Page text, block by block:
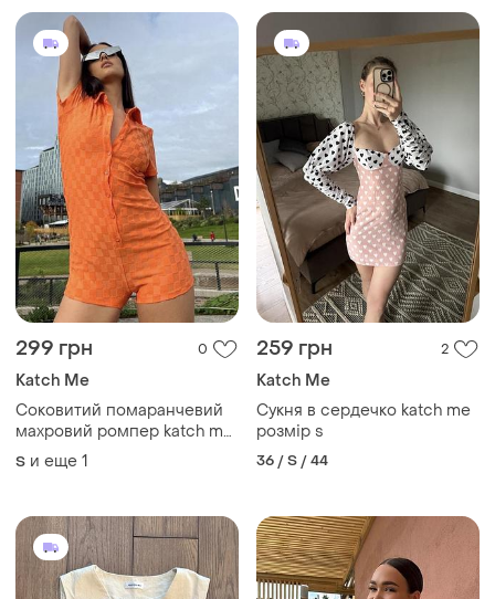
299 грн 0
Katch Me
Соковитий помаранчевий
махровий ромпер katch me
(шахматний візерунок)
S и еще 1
259 грн 2
Katch Me
Сукня в сердечко katch me
розмір s
36 / S / 44